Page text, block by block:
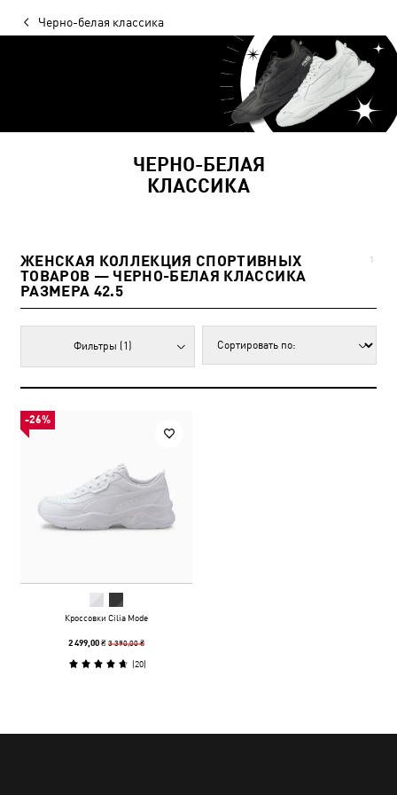
Черно-белая классика
ЧЕРНО-БЕЛАЯ
КЛАССИКА
ЖЕНСКАЯ КОЛЛЕКЦИЯ СПОРТИВНЫХ
ТОВАРОВ — ЧЕРНО-БЕЛАЯ КЛАССИКА
РАЗМЕРА 42.5
1
Фильтры (1)
-26%
Кроссовки Cilia Mode
2 499,00 ₴3 390,00 ₴
(20)